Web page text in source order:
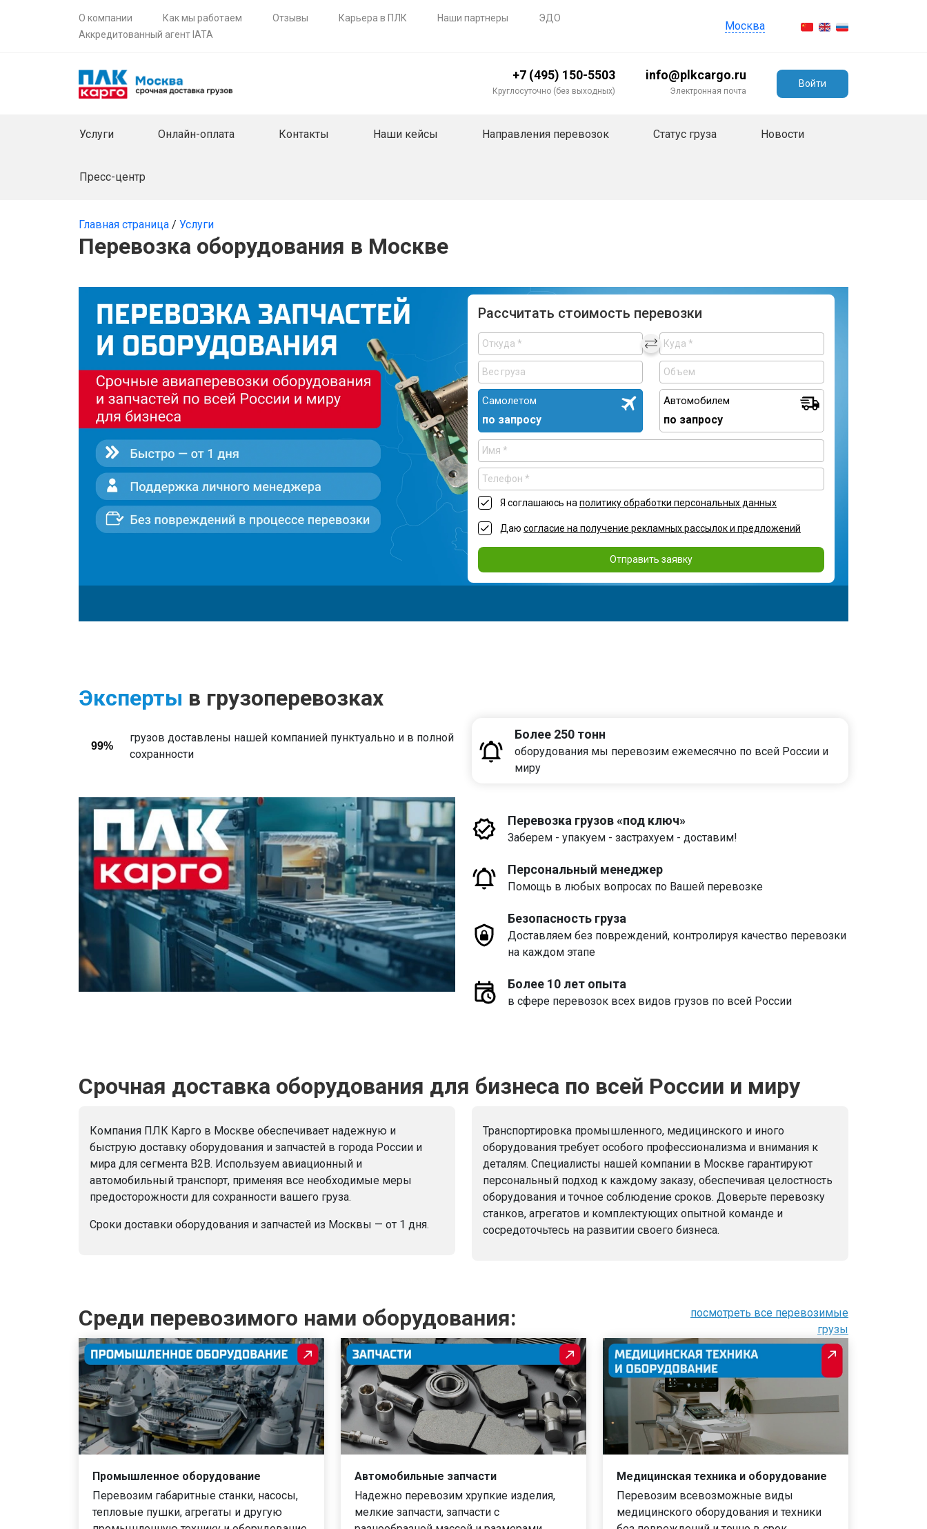
О компании Как мы работаем Отзывы Карьера в ПЛК Наши партнеры
ЭДО
Аккредитованный агент IATA
Москва
+7 (495) 150-5503
Круглосуточно (без выходных)
info@plkcargo.ru
Электронная почта
Войти
Услуги Онлайн-оплата Контакты Наши кейсы Направления перевозок Статус груза Новости
Пресс-центр
Главная страница / Услуги
Перевозка оборудования в Москве
Рассчитать стоимость перевозки
Самолетом
по запросу
Автомобилем
по запросу
Я соглашаюсь на политику обработки персональных данных
Даю согласие на получение рекламных рассылок и предложений
Отправить заявку
Эксперты в грузоперевозках
99%
грузов доставлены нашей компанией пунктуально и в полной
сохранности
Более 250 тонн
оборудования мы перевозим ежемесячно по всей России и
миру
Перевозка грузов «под ключ»
Заберем - упакуем - застрахуем - доставим!
Персональный менеджер
Помощь в любых вопросах по Вашей перевозке
Безопасность груза
Доставляем без повреждений, контролируя качество перевозки
на каждом этапе
Более 10 лет опыта
в сфере перевозок всех видов грузов по всей России
Срочная доставка оборудования для бизнеса по всей России и миру
Компания ПЛК Карго в Москве обеспечивает надежную и
быструю доставку оборудования и запчастей в города России и
мира для сегмента B2B. Используем авиационный и
автомобильный транспорт, применяя все необходимые меры
предосторожности для сохранности вашего груза.
Сроки доставки оборудования и запчастей из Москвы — от 1 дня.
Транспортировка промышленного, медицинского и иного
оборудования требует особого профессионализма и внимания к
деталям. Специалисты нашей компании в Москве гарантируют
персональный подход к каждому заказу, обеспечивая целостность
оборудования и точное соблюдение сроков. Доверьте перевозку
станков, агрегатов и комплектующих опытной команде и
сосредоточьтесь на развитии своего бизнеса.
Среди перевозимого нами оборудования:
посмотреть все перевозимые
грузы
Промышленное оборудование
Перевозим габаритные станки, насосы,
тепловые пушки, агрегаты и другую
Автомобильные запчасти
Надежно перевозим хрупкие изделия,
мелкие запчасти, запчасти с
Медицинская техника и оборудование
Перевозим всевозможные виды
медицинского оборудования и техники